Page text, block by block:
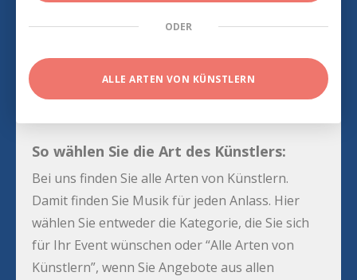
ODER
ALLE ARTEN VON KÜNSTLERN
So wählen Sie die Art des Künstlers:
Bei uns finden Sie alle Arten von Künstlern.
Damit finden Sie Musik für jeden Anlass. Hier
wählen Sie entweder die Kategorie, die Sie sich
für Ihr Event wünschen oder “Alle Arten von
Künstlern”, wenn Sie Angebote aus allen